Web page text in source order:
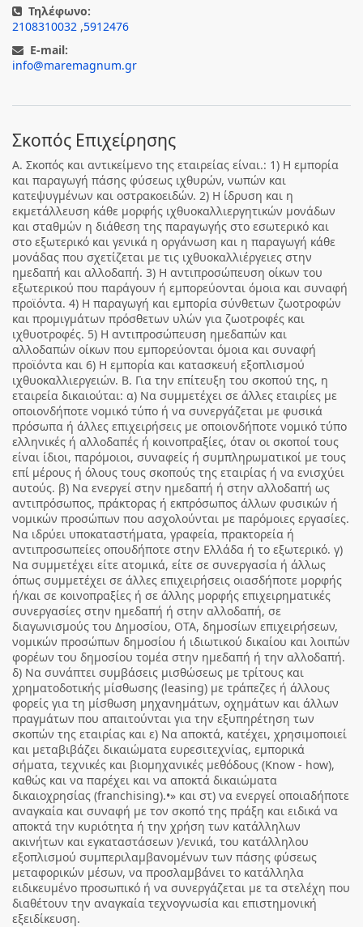
Τηλέφωνο:
2108310032 ,5912476
E-mail:
info@maremagnum.gr
Σκοπός Επιχείρησης
Α. Σκοπός και αντικείμενο της εταιρείας είναι.: 1) Η εμπορία
και παραγωγή πάσης φύσεως ιχθυρών, νωπών και
κατεψυγμένων και οστρακοειδών. 2) Η ίδρυση και η
εκμετάλλευση κάθε μορφής ιχθυοκαλλιεργητικών μονάδων
και σταθμών η διάθεση της παραγωγής στο εσωτερικό και
στο εξωτερικό και γενικά η οργάνωση και η παραγωγή κάθε
μονάδας που σχετίζεται με τις ιχθυοκαλλιέργειες στην
ημεδαπή και αλλοδαπή. 3) Η αντιπροσώπευση οίκων του
εξωτερικού που παράγουν ή εμπορεύονται όμοια και συναφή
προϊόντα. 4) Η παραγωγή και εμπορία σύνθετων ζωοτροφών
και προμιγμάτων πρόσθετων υλών για ζωοτροφές και
ιχθυοτροφές. 5) Η αντιπροσώπευση ημεδαπών και
αλλοδαπών οίκων που εμπορεύονται όμοια και συναφή
προϊόντα και 6) Η εμπορία και κατασκευή εξοπλισμού
ιχθυοκαλλιεργειών. Β. Για την επίτευξη του σκοπού της, η
εταιρεία δικαιούται: α) Να συμμετέχει σε άλλες εταιρίες με
οποιονδήποτε νομικό τύπο ή να συνεργάζεται με φυσικά
πρόσωπα ή άλλες επιχειρήσεις με οποιονδήποτε νομικό τύπο
ελληνικές ή αλλοδαπές ή κοινοπραξίες, όταν οι σκοποί τους
είναι ίδιοι, παρόμοιοι, συναφείς ή συμπληρωματικοί με τους
επί μέρους ή όλους τους σκοπούς της εταιρίας ή να ενισχύει
αυτούς. β) Να ενεργεί στην ημεδαπή ή στην αλλοδαπή ως
αντιπρόσωπος, πράκτορας ή εκπρόσωπος άλλων φυσικών ή
νομικών προσώπων που ασχολούνται με παρόμοιες εργασίες.
Να ιδρύει υποκαταστήματα, γραφεία, πρακτορεία ή
αντιπροσωπείες οπουδήποτε στην Ελλάδα ή το εξωτερικό. γ)
Να συμμετέχει είτε ατομικά, είτε σε συνεργασία ή άλλως
όπως συμμετέχει σε άλλες επιχειρήσεις οιασδήποτε μορφής
ή/και σε κοινοπραξίες ή σε άλλης μορφής επιχειρηματικές
συνεργασίες στην ημεδαπή ή στην αλλοδαπή, σε
διαγωνισμούς του Δημοσίου, ΟΤΑ, δημοσίων επιχειρήσεων,
νομικών προσώπων δημοσίου ή ιδιωτικού δικαίου και λοιπών
φορέων του δημοσίου τομέα στην ημεδαπή ή την αλλοδαπή.
δ) Να συνάπτει συμβάσεις μισθώσεως με τρίτους και
χρηματοδοτικής μίσθωσης (leasing) με τράπεζες ή άλλους
φορείς για τη μίσθωση μηχανημάτων, οχημάτων και άλλων
πραγμάτων που απαιτούνται για την εξυπηρέτηση των
σκοπών της εταιρίας και ε) Να αποκτά, κατέχει, χρησιμοποιεί
και μεταβιβάζει δικαιώματα ευρεσιτεχνίας, εμπορικά
σήματα, τεχνικές και βιομηχανικές μεθόδους (Know - how),
καθώς και να παρέχει και να αποκτά δικαιώματα
δικαιοχρησίας (franchising).•» και στ) να ενεργεί οποιαδήποτε
αναγκαία και συναφή με τον σκοπό της πράξη και ειδικά να
αποκτά την κυριότητα ή την χρήση των κατάλληλων
ακινήτων και εγκαταστάσεων )/ενικά, του κατάλληλου
εξοπλισμού συμπεριλαμβανομένων των πάσης φύσεως
μεταφορικών μέσων, να προσλαμβάνει το κατάλληλα
ειδικευμένο προσωπικό ή να συνεργάζεται με τα στελέχη που
διαθέτουν την αναγκαία τεχνογνωσία και επιστημονική
εξειδίκευση.